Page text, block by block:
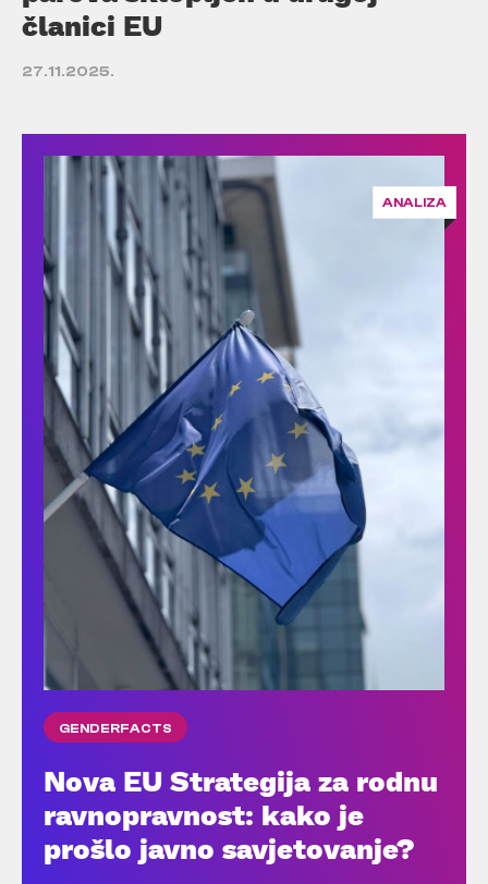
članici EU
27.11.2025.
ANALIZA
GENDERFACTS
Nova EU Strategija za rodnu
ravnopravnost: kako je
prošlo javno savjetovanje?